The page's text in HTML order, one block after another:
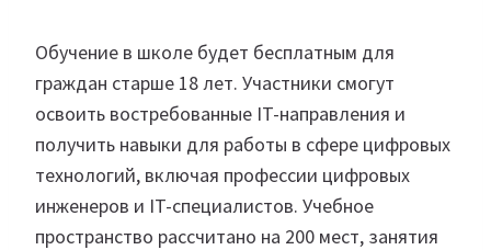
Обучение в школе будет бесплатным для
граждан старше 18 лет. Участники смогут
освоить востребованные IT-направления и
получить навыки для работы в сфере цифровых
технологий, включая профессии цифровых
инженеров и IT-специалистов. Учебное
пространство рассчитано на 200 мест, занятия